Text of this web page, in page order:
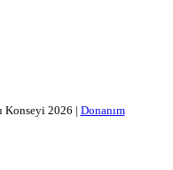
Konseyi 2026 | Donanım